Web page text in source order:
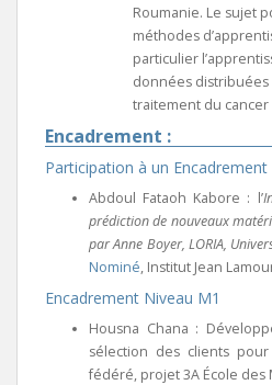
Roumanie. Le sujet
méthodes
particulier
données distribuées
traitement du
Encadrement :
Participation à un Encadrement
Abdoul Fataoh Kabore : l’
prédiction de nouveaux
par Anne Boyer, LORIA,
Nominé, Institut Jean
Encadrement Niveau M1
Housna Chana :
sélection des clients pour
fédéré, projet 3A École des